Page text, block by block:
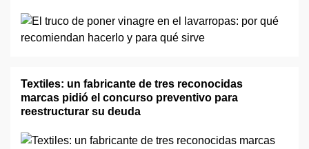
Textiles: un fabricante de tres reconocidas
marcas pidió el concurso preventivo para
reestructurar su deuda